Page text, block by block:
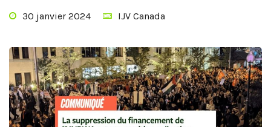
30 janvier 2024 IJV Canada